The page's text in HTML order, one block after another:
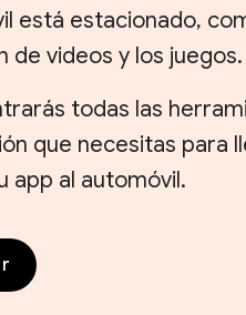
está estacionado,
de videos y los juegos.
todas las
que necesitas para
app al automóvil.